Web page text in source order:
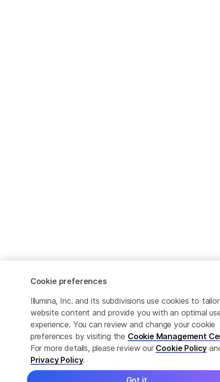
Cookie preferences
Illumina, Inc. and its subdivisions use cookies to tailor
website content and provide you with an optimal
experience. You can review and change your cookie
preferences by visiting the Cookie Management
For more details, please review our Cookie Policy
Privacy Policy.
Got it